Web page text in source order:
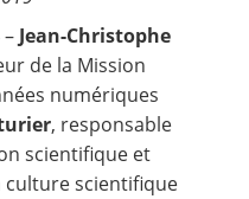
– Jean-Christophe
de la Mission
numériques
, responsable
scientifique et
culture scientifique